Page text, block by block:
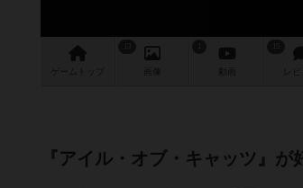
ゲーム 画像 レビ
『アイル・オブ・キャッツ』